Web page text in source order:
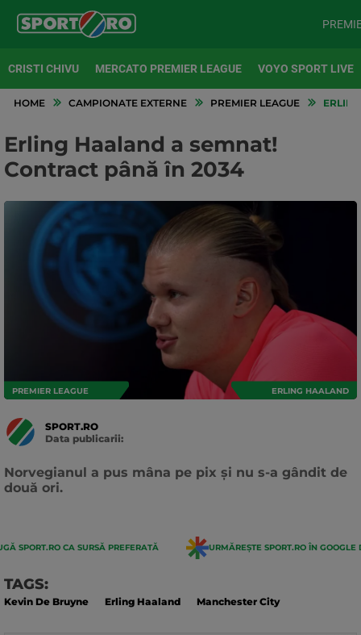
CRISTI CHIVU MERCATO PREMIER LEAGUE VOYO SPORT LIVE
HOME CAMPIONATE EXTERNE PREMIER LEAGUE
Erling Haaland a semnat!
Contract până în 2034
PREMIER LEAGUE ERLING HAALAND
SPORT.RO
Data publicarii:
Norvegianul a pus mâna pe pix și nu s-a gândit de
două ori.
SPORT.RO CA SURSĂ PREFERATĂ URMĂREȘTE SPORT.RO ÎN GOOGLE
TAGS:
Kevin De Bruyne Erling Haaland Manchester City